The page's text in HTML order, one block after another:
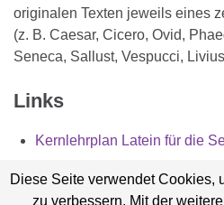
originalen Texten jeweils eines
(z. B. Caesar, Cicero, Ovid,
Seneca, Sallust, Vespucci,
Links
Kernlehrplan Latein für die
Diese Seite verwendet Cookies,
zu verbessern. Mit der